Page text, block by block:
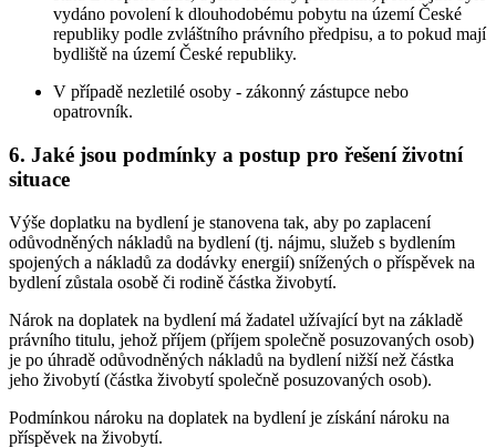
vydáno povolení k dlouhodobému pobytu na území České
republiky podle zvláštního právního předpisu, a to pokud mají
bydliště na území České republiky.
V případě nezletilé osoby - zákonný zástupce nebo
opatrovník.
6. Jaké jsou podmínky a postup pro řešení životní
situace
Výše doplatku na bydlení je stanovena tak, aby po zaplacení
odůvodněných nákladů na bydlení (tj. nájmu, služeb s bydlením
spojených a nákladů za dodávky energií) snížených o příspěvek na
bydlení zůstala osobě či rodině částka živobytí.
Nárok na doplatek na bydlení má žadatel užívající byt na základě
právního titulu, jehož příjem (příjem společně posuzovaných osob)
je po úhradě odůvodněných nákladů na bydlení nižší než částka
jeho živobytí (částka živobytí společně posuzovaných osob).
Podmínkou nároku na doplatek na bydlení je získání nároku na
příspěvek na živobytí.